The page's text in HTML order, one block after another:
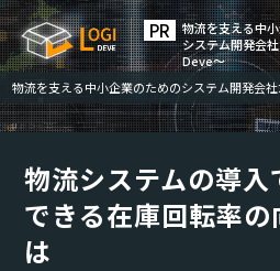
物流を⽀える中
システム開発会
Deve〜
物流を支える中小企業のためのシステム開発会
物流システムの導入
できる在庫回転率の
は